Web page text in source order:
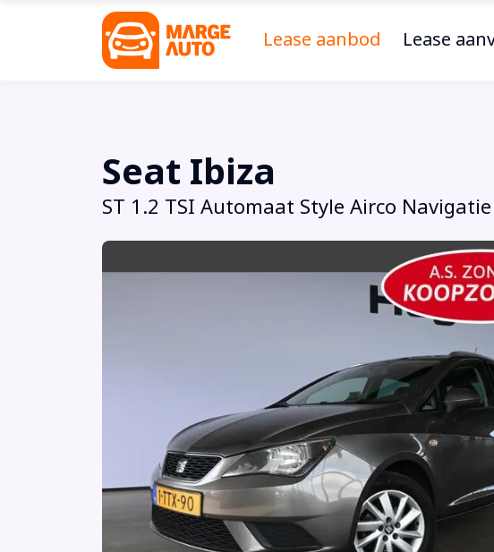
Lease aanbod Lease
Seat Ibiza
ST 1.2 TSI Automaat Style Airco